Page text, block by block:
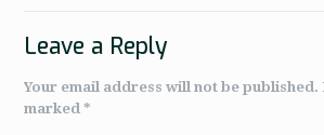
Leave a Reply
Your email address will not be published.
marked*